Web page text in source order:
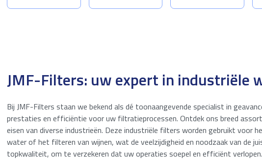
JMF-Filters: uw expert in industriële
Bij JMF-Filters staan we bekend als dé toonaangevende specialist in
prestaties en efficiëntie voor uw filtratieprocessen. Ontdek ons breed
eisen van diverse industrieën. Deze industriële filters worden gebruikt voor
water of het filteren van wijnen, wat de veelzijdigheid en noodzaak van de
topkwaliteit, om te verzekeren dat uw operaties soepel en efficiënt verlopen.